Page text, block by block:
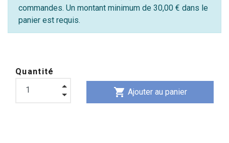
commandes. Un montant minimum de 30,00 € dans le
panier est requis.
Quantité
shopping_cart Ajouter au panier